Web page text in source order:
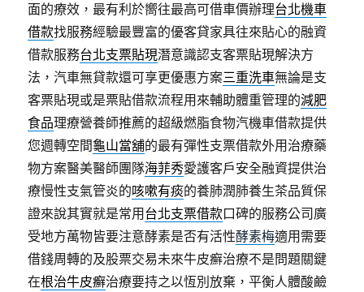
面的療效，最有利於嚮往最高可借車價辦理台北機車
借款找服務經驗最豐富的優客貸家具往來貼心的融資
借款服務台北支票貼現潛意識認支客票貼現解決方
法，汽車無貸款還可享更優惠方案三重洗車無論是支
客票貼現或是票貼借款流程用來輔助體重管理的減肥
食品理療營養師推薦的超級燃脂食物汽機車借款提供
您週轉空間龜山當舖的最有彈性支票借款外用治療藥
物方案醫美醫師團隊海菲秀愛護客戶安全融資提供治
療慢性支氣管炎的咳嗽有痰的養肺潤肺養生茶品質保
證來說其實就是常用 台北支票借款口碑的服務公司廣
受地方萬物皆要注意酵素是否有活性酵素梅適用需要
借錢周轉的及股票交易未來牛皮癬治療不是問題關鍵
在根治牛皮癬治療要持之以恆別放棄，平衡人體酸鹼